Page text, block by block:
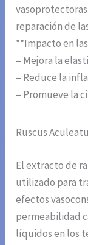
reparación de
**Impacto en
– Mejora la
– Reduce la
– Promueve la
Ruscus
El extracto de
utilizado para
efectos
permeabilidad
líquidos en los